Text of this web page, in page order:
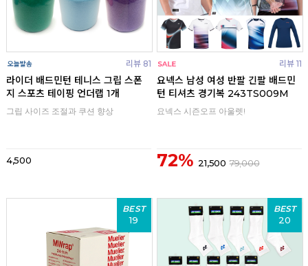
리뷰 81
라이더 배드민턴 테니스 그립 스폰
지 스포츠 테이핑 언더랩 1개
그립 사이즈 조절과 쿠션 향상
4,500
리뷰 11
요넥스 남성 여성 반팔 긴팔 배드민
턴 티셔츠 경기복 243TS009M
요넥스 시즌오프 아울렛!
72% 21,500 79,000
BEST
19
BEST
20